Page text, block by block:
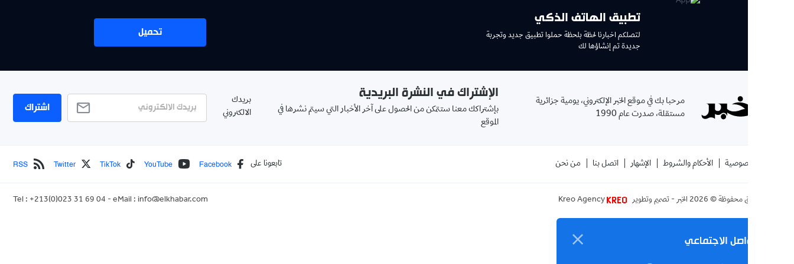
تطبيق الهاتف الذكي
لتصلكم اخبارنا لحظة بلحظة حملوا تطبيق جديد وتجربة
جديدة تم إنشاؤها لك
مرحبا بك في موقع الخبر الإلكتروني، يومية جزائرية
مستقلة، صدرت عام 1990
الإشتراك في النشرة البريدية
بإشتراكك معنا ستتمكن من الحصول على آخر الأخبار التي سيتم نشرها في
الالكتروني
اشتراك
الأحكام والشروط الإشهار اتصل بنا من نحن Facebook
YouTube
TikTok
Twitter
RSS
2026الخبر - تصميم وتطوير Kreo Agency
Tel : +213(0)023 31 69 04 - eMail :info@elkhabar.com
الاجتماعي